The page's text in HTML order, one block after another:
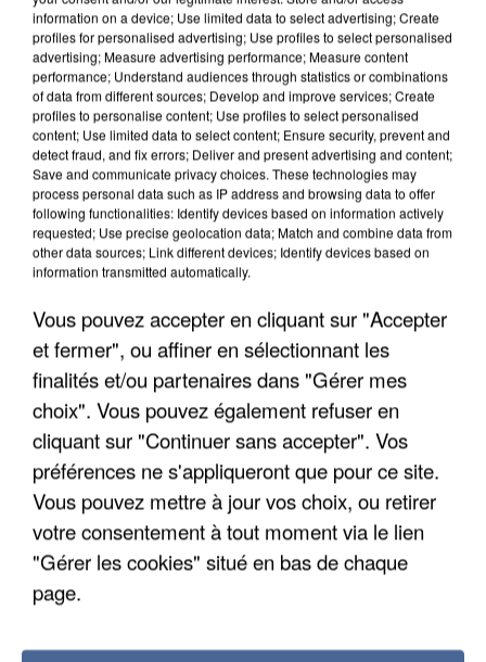
APRÈS TOUTES CES CANICULES, LES REFUGES
DE FAUNE SAUVAGE SONT...
information on a device; Use limited data to select advertising; Create
profiles for personalised advertising; Use profiles to select personalised
advertising; Measure advertising performance; Measure content
performance; Understand audiences through statistics or combinations
of data from different sources; Develop and improve services; Create
profiles to personalise content; Use profiles to select personalised
content; Use limited data to select content; Ensure security, prevent and
detect fraud, and fix errors; Deliver and present advertising and content;
Save and communicate privacy choices. These technologies may
process personal data such as IP address and browsing data to offer
following functionalities: Identify devices based on information actively
requested; Use precise geolocation data; Match and combine data from
other data sources; Link different devices; Identify devices based on
information transmitted automatically.
Vous pouvez accepter en cliquant sur "Accepter
et fermer", ou affiner en sélectionnant les
finalités et/ou partenaires dans "Gérer mes
choix". Vous pouvez également refuser en
cliquant sur "Continuer sans accepter". Vos
préférences ne s'appliqueront que pour ce site.
Vous pouvez mettre à jour vos choix, ou retirer
votre consentement à tout moment via le lien
"Gérer les cookies" situé en bas de chaque
page.